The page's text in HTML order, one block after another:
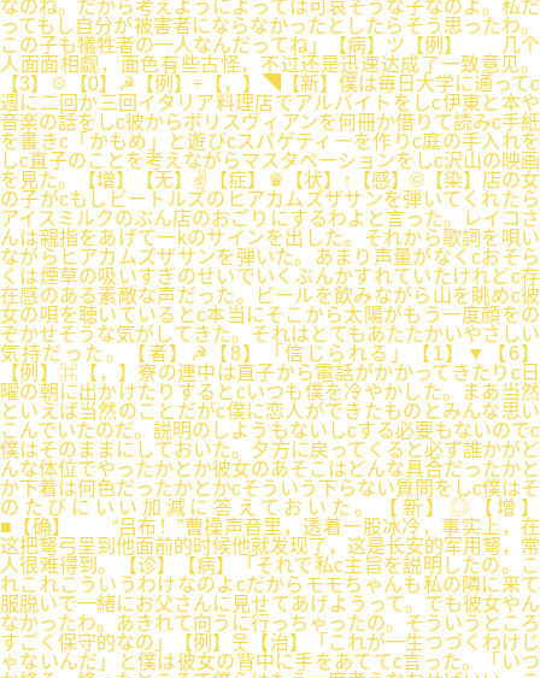
なのね。だから考えようによっては可哀そうな子なのよ。私だ
ってもし自分が被害者にならなかったとしたらそう思ったわ。
この子も犠牲者の一人なんだってね」【病】ツ【例】 几个
人面面相觑，面色有些古怪，不过还是迅速达成了一致意见。
【3】☉【0】☭【例】÷【，】◥【新】僕は毎日大学に通ってc
週に二回か三回イタリア料理店でアルバイトをしc伊東と本や
音楽の話をしc彼からボリスヴィアンを何冊か借りて読みc手紙
を書きc「かもめ」と遊びcスパゲティーを作りc庭の手入れを
しc直子のことを考えながらマスタペーションをしc沢山の映画
を見た。【增】【无】✌【症】♛【状】↑【感】©【染】店の女
の子がcもしビートルズのヒアカムズザサンを弾いてくれたら
アイスミルクのぶん店のおごりにするわよと言った。レイコさ
んは親指をあげて一kのサインを出した。それから歌詞を唄い
ながらヒアカムズザサンを弾いた。あまり声量がなくcおそら
くは煙草の吸いすぎのせいでいくぶんかすれていたけれどc存
在感のある素敵な声だった。ビールを飲みながら山を眺めc彼
女の唄を聴いているとc本当にそこから太陽がもう一度顔をの
ぞかせそうな気がしてきた。それはとてもあたたかいやさしい
気持だった。【者】☭【8】「信じられる」【1】▼【6】
【例】⌘【，】寮の連中は直子から電話がかかってきたりc日
曜の朝に出かけたりするとcいつも僕を冷やかした。まあ当然
といえば当然のことだがc僕に恋人ができたものとみんな思い
こんでいたのだ。説明のしようもないしcする必要もないのでc
僕はそのままにしておいた。夕方に戻ってくると必ず誰かがど
んな体位でやったかとか彼女のあそこはどんな具合だったかと
か下着は何色だったかとかcそういう下らない質問をしc僕はそ
のたびにいい加減に答えておいた。【新】◎【增】
■【确】 “吕布！”曹操声音里，透着一股冰冷，事实上，在
这把弩弓呈到他面前的时候他就发现了，这是长安的军用弩，常
人很难得到。【诊】【病】「それで私c主旨を説明したの。こ
れこれこういうわけなのよcだからモモちゃんも私の隣に来て
服脱いで一緒にお父さんに見せてあげようって。でも彼女やん
なかったわ。あきれて向うに行っちゃったの。そういうところ
すごく保守的なの」【例】웃【治】「これが一生つづくわけじ
ゃないんだ」と僕は彼女の背中に手をあててc言った。「いつ